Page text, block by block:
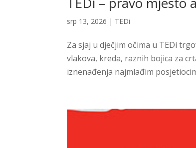
srp 13, 2026 | TEDi
Za sjaj u dječjim očima u TEDi
vlakova, kreda, raznih bojica za
iznenađenja najmlađim